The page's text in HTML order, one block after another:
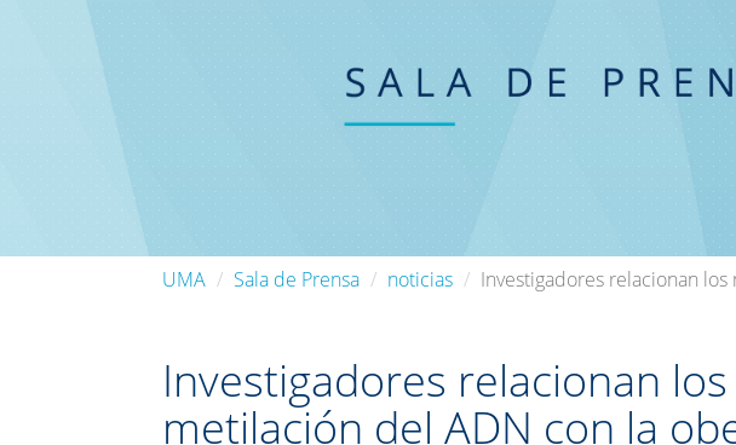
UMA Sala de Prensa noticias Investigadores relacionan
Investigadores relacionan
metilación del ADN con la